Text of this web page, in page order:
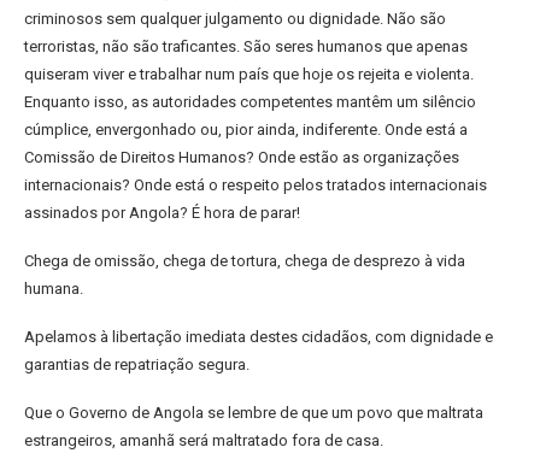
criminosos sem qualquer julgamento ou dignidade. Não são
terroristas, não são traficantes. São seres humanos que apenas
quiseram viver e trabalhar num país que hoje os rejeita e violenta.
Enquanto isso, as autoridades competentes mantêm um silêncio
cúmplice, envergonhado ou, pior ainda, indiferente. Onde está a
Comissão de Direitos Humanos? Onde estão as organizações
internacionais? Onde está o respeito pelos tratados internacionais
assinados por Angola? É hora de parar!
Chega de omissão, chega de tortura, chega de desprezo à vida
humana.
Apelamos à libertação imediata destes cidadãos, com dignidade e
garantias de repatriação segura.
Que o Governo de Angola se lembre de que um povo que maltrata
estrangeiros, amanhã será maltratado fora de casa.